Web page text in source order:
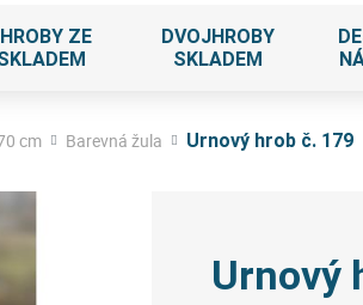
ZE
DVOJHROBY
SKLADEM
cm Barevná žula Urnový hrob č. 179
Urnový